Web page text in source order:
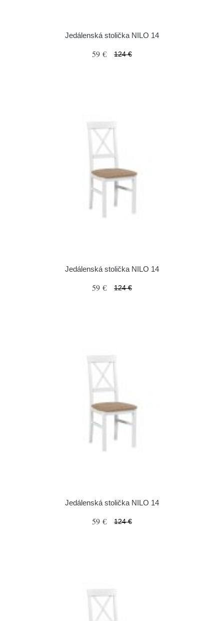
Jedálenská stolička NILO 14
59 € 124 €
Jedálenská stolička NILO 14
59 € 124 €
Jedálenská stolička NILO 14
59 € 124 €